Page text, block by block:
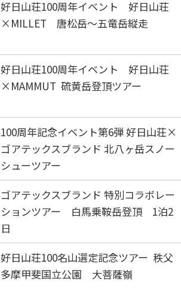
好日山荘100周年イベント 好日山荘
×MILLET 唐松岳～五竜岳縦走
好日山荘100周年イベント 好日山荘
×MAMMUT 硫黄岳登頂ツアー
100周年記念イベント第6弾 好日山荘×
ゴアテックスブランド 北八ヶ岳スノー
シューツアー
ゴアテックスブランド 特別コラボレー
ションツアー 白馬乗鞍岳登頂 1泊2
日
好日山荘100名山選定記念ツアー 秩父
多摩甲斐国立公園 大菩薩嶺